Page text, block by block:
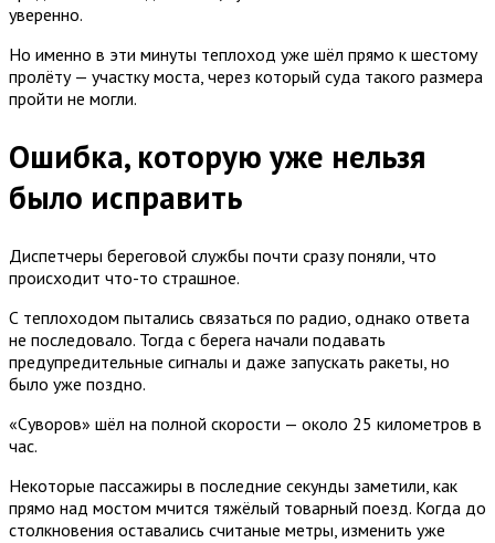
уверенно.
Но именно в эти минуты теплоход уже шёл прямо к шестому
пролёту — участку моста, через который суда такого размера
пройти не могли.
Ошибка, которую уже нельзя
было исправить
Диспетчеры береговой службы почти сразу поняли, что
происходит что-то страшное.
С теплоходом пытались связаться по радио, однако ответа
не последовало. Тогда с берега начали подавать
предупредительные сигналы и даже запускать ракеты, но
было уже поздно.
«Суворов» шёл на полной скорости — около 25 километров в
час.
Некоторые пассажиры в последние секунды заметили, как
прямо над мостом мчится тяжёлый товарный поезд. Когда до
столкновения оставались считаные метры, изменить уже